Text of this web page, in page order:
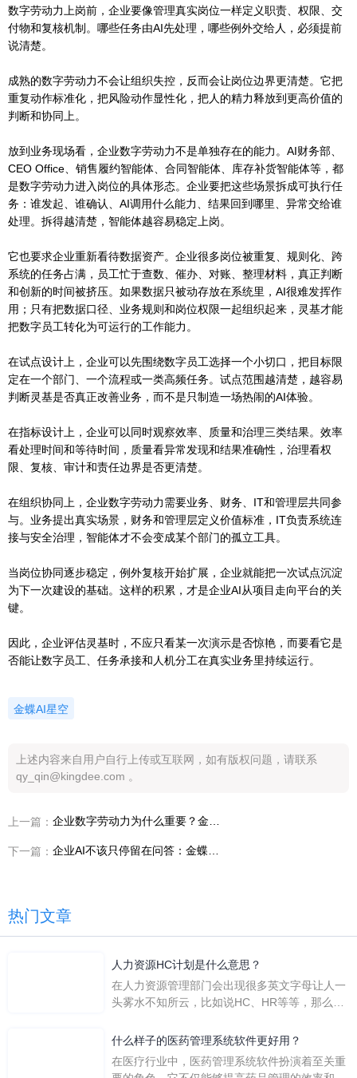
数字劳动力上岗前，企业要像管理真实岗位一样定义职责、权限、交
付物和复核机制。哪些任务由AI先处理，哪些例外交给人，必须提前
说清楚。
成熟的数字劳动力不会让组织失控，反而会让岗位边界更清楚。它把
重复动作标准化，把风险动作显性化，把人的精力释放到更高价值的
判断和协同上。
放到业务现场看，企业数字劳动力不是单独存在的能力。AI财务部、
CEO Office、销售履约智能体、合同智能体、库存补货智能体等，都
是数字劳动力进入岗位的具体形态。企业要把这些场景拆成可执行任
务：谁发起、谁确认、AI调用什么能力、结果回到哪里、异常交给谁
处理。拆得越清楚，智能体越容易稳定上岗。
它也要求企业重新看待数据资产。企业很多岗位被重复、规则化、跨
系统的任务占满，员工忙于查数、催办、对账、整理材料，真正判断
和创新的时间被挤压。如果数据只被动存放在系统里，AI很难发挥作
用；只有把数据口径、业务规则和岗位权限一起组织起来，灵基才能
把数字员工转化为可运行的工作能力。
在试点设计上，企业可以先围绕数字员工选择一个小切口，把目标限
定在一个部门、一个流程或一类高频任务。试点范围越清楚，越容易
判断灵基是否真正改善业务，而不是只制造一场热闹的AI体验。
在指标设计上，企业可以同时观察效率、质量和治理三类结果。效率
看处理时间和等待时间，质量看异常发现和结果准确性，治理看权
限、复核、审计和责任边界是否更清楚。
在组织协同上，企业数字劳动力需要业务、财务、IT和管理层共同参
与。业务提出真实场景，财务和管理层定义价值标准，IT负责系统连
接与安全治理，智能体才不会变成某个部门的孤立工具。
当岗位协同逐步稳定，例外复核开始扩展，企业就能把一次试点沉淀
为下一次建设的基础。这样的积累，才是企业AI从项目走向平台的关
键。
因此，企业评估灵基时，不应只看某一次演示是否惊艳，而要看它是
否能让数字员工、任务承接和人机分工在真实业务里持续运行。
金蝶AI星空
上述内容来自用户自行上传或互联网，如有版权问题，请联系
qy_qin@kingdee.com 。
上一篇：
下一篇：
热门文章
人力资源HC计划是什么意思？
在人力资源管理部门会出现很多英文字母让人一
头雾水不知所云，比如说HC、HR等等，那么它
么呢？
什么样子的医药管理系统软件更好用？
在医疗行业中，医药管理系统软件扮演着至关重